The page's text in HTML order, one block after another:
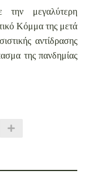
την μεγαλύτερη
Κόμμα της μετά
αντίδρασης
της πανδημίας